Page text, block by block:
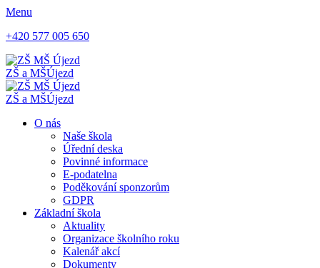
Menu
+420 577 005 650
ZŠ a MŠÚjezd
ZŠ a MŠÚjezd
O nás
Naše škola
Úřední deska
Povinné informace
E-podatelna
Poděkování sponzorům
GDPR
Základní škola
Aktuality
Organizace školního roku
Kalenář akcí
Dokumenty